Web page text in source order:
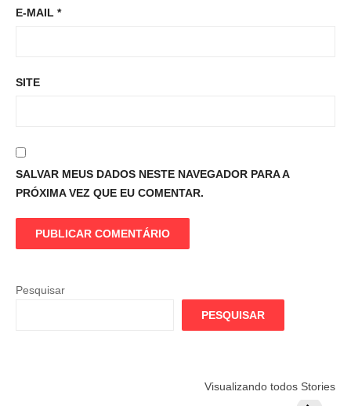
E-MAIL *
SITE
SALVAR MEUS DADOS NESTE NAVEGADOR PARA A
PRÓXIMA VEZ QUE EU COMENTAR.
Pesquisar
PESQUISAR
Visualizando todos Stories
Globo quer
Lesão